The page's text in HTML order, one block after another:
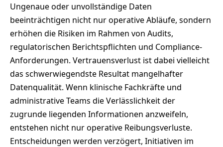
Ungenaue oder unvollständige Daten
beeinträchtigen nicht nur operative Abläufe, sondern
erhöhen die Risiken im Rahmen von Audits,
regulatorischen Berichtspflichten und Compliance-
Anforderungen. Vertrauensverlust ist dabei vielleicht
das schwerwiegendste Resultat mangelhafter
Datenqualität. Wenn klinische Fachkräfte und
administrative Teams die Verlässlichkeit der
zugrunde liegenden Informationen anzweifeln,
entstehen nicht nur operative Reibungsverluste.
Entscheidungen werden verzögert, Initiativen im